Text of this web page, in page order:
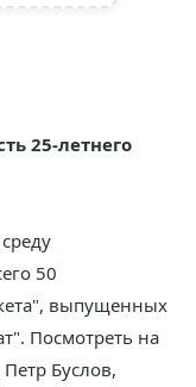
25-летнего
50
выпущенных
Посмотреть на
Буслов,